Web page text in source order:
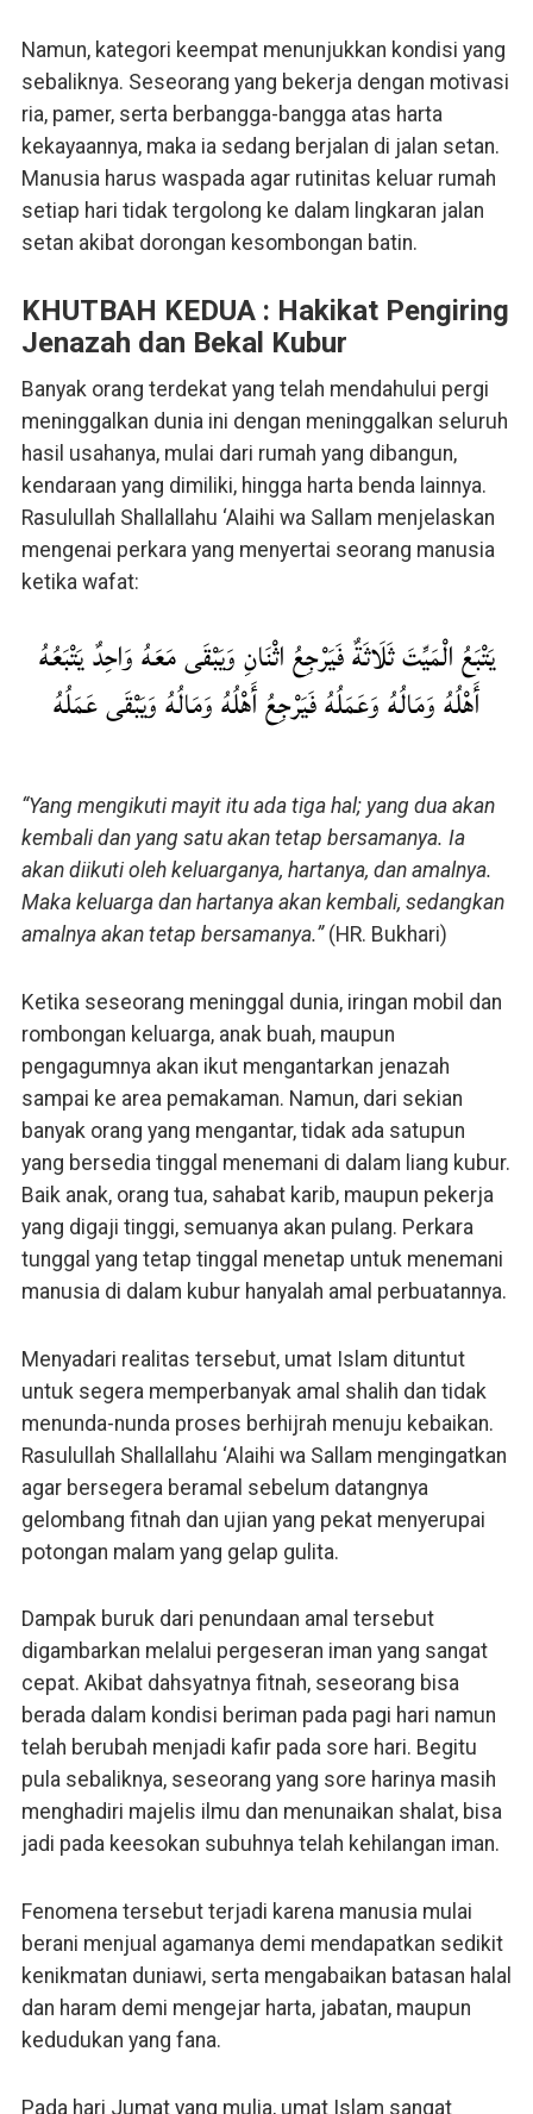
Namun, kategori keempat menunjukkan kondisi yang
sebaliknya. Seseorang yang bekerja dengan motivasi
ria, pamer, serta berbangga-bangga atas harta
kekayaannya, maka ia sedang berjalan di jalan setan.
Manusia harus waspada agar rutinitas keluar rumah
setiap hari tidak tergolong ke dalam lingkaran jalan
setan akibat dorongan kesombongan batin.
KHUTBAH KEDUA : Hakikat Pengiring
Jenazah dan Bekal Kubur
Banyak orang terdekat yang telah mendahului pergi
meninggalkan dunia ini dengan meninggalkan seluruh
hasil usahanya, mulai dari rumah yang dibangun,
kendaraan yang dimiliki, hingga harta benda lainnya.
Rasulullah Shallallahu ‘Alaihi wa Sallam menjelaskan
mengenai perkara yang menyertai seorang manusia
ketika wafat:
يَتْبَعُ الْمَيِّتَ ثَلَاثَةٌ فَيَرْجِعُ اثْنَانِ وَيَبْقَى مَعَهُ وَاحِدٌ يَتْبَعُهُ
أَهْلُهُ وَمَالُهُ وَعَمَلُهُ فَيَرْجِعُ أَهْلُهُ وَمَالُهُ وَيَبْقَى عَمَلُهُ
“Yang mengikuti mayit itu ada tiga hal; yang dua akan
kembali dan yang satu akan tetap bersamanya. Ia
akan diikuti oleh keluarganya, hartanya, dan amalnya.
Maka keluarga dan hartanya akan kembali, sedangkan
amalnya akan tetap bersamanya.”(HR. Bukhari)
Ketika seseorang meninggal dunia, iringan mobil dan
rombongan keluarga, anak buah, maupun
pengagumnya akan ikut mengantarkan jenazah
sampai ke area pemakaman. Namun, dari sekian
banyak orang yang mengantar, tidak ada satupun
yang bersedia tinggal menemani di dalam liang kubur.
Baik anak, orang tua, sahabat karib, maupun pekerja
yang digaji tinggi, semuanya akan pulang. Perkara
tunggal yang tetap tinggal menetap untuk menemani
manusia di dalam kubur hanyalah amal perbuatannya.
Menyadari realitas tersebut, umat Islam dituntut
untuk segera memperbanyak amal shalih dan tidak
menunda-nunda proses berhijrah menuju kebaikan.
Rasulullah Shallallahu ‘Alaihi wa Sallam mengingatkan
agar bersegera beramal sebelum datangnya
gelombang fitnah dan ujian yang pekat menyerupai
potongan malam yang gelap gulita.
Dampak buruk dari penundaan amal tersebut
digambarkan melalui pergeseran iman yang sangat
cepat. Akibat dahsyatnya fitnah, seseorang bisa
berada dalam kondisi beriman pada pagi hari namun
telah berubah menjadi kafir pada sore hari. Begitu
pula sebaliknya, seseorang yang sore harinya masih
menghadiri majelis ilmu dan menunaikan shalat, bisa
jadi pada keesokan subuhnya telah kehilangan iman.
Fenomena tersebut terjadi karena manusia mulai
berani menjual agamanya demi mendapatkan sedikit
kenikmatan duniawi, serta mengabaikan batasan halal
dan haram demi mengejar harta, jabatan, maupun
kedudukan yang fana.
Pada hari Jumat yang mulia, umat Islam sangat